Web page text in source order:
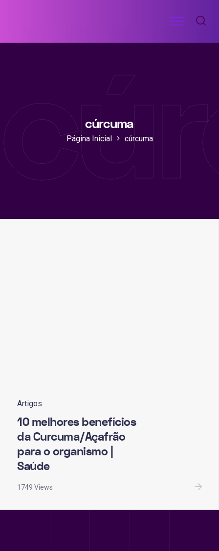
conteúdo
RECEITAS
ACADEMIA
Menu
cúrcuma
Página Inicial cúrcuma
Artigos
10 melhores benefícios
da Curcuma/Açafrão
para o organismo |
Saúde
1749 Views